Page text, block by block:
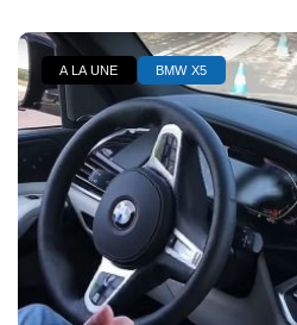
A LA UNE BMW X5